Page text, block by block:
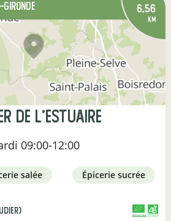
6,56
km
de l'estuaire
09:00-12:00
salée épicerie sucrée
CERTIFIÉ PAR FR-BIO-01
AGRICULTURE FRANCE